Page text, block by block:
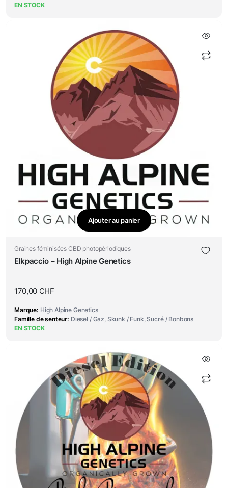
EN STOCK
Ajouter au panier
Graines féminisées CBD photopériodiques
Elkpaccio – High Alpine Genetics
170,00 CHF
Marque High Alpine Genetics
Famille de senteur Diesel / Gaz, Skunk / Funk, Sucré / Bonbons
EN STOCK